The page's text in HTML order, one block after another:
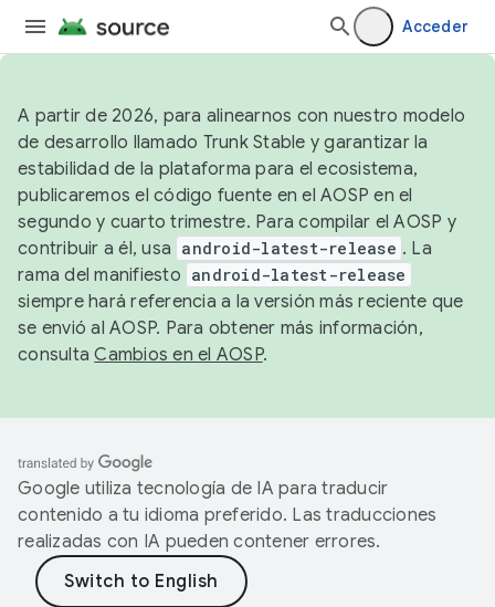
Acceder
A partir de 2026, para alinearnos con nuestro modelo
de desarrollo llamado Trunk Stable y garantizar la
estabilidad de la plataforma para el ecosistema,
publicaremos el código fuente en el AOSP en el
segundo y cuarto trimestre. Para compilar el AOSP y
contribuir a él, usa android-latest-release . La
rama del manifiesto android-latest-release
siempre hará referencia a la versión más reciente que
se envió al AOSP. Para obtener más información,
consultaCambios en el AOSP.
Google utiliza tecnología de IA para traducir
contenido a tu idioma preferido. Las traducciones
realizadas con IA pueden contener errores.